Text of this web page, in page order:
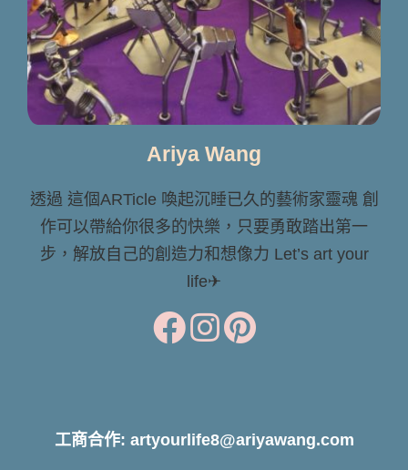
Ariya Wang
透過 這個ARTicle 喚起沉睡已久的藝術家靈魂 創
作可以帶給你很多的快樂，只要勇敢踏出第一
步，解放自己的創造力和想像力 Let’s art your
life✈
工商合作: artyourlife8@ariyawang.com